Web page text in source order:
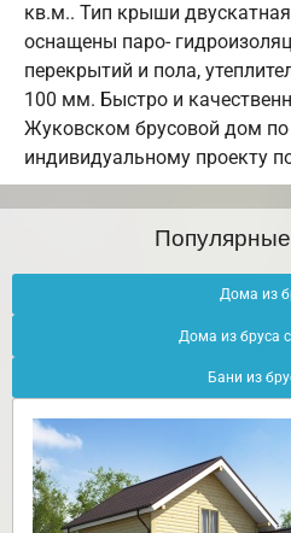
кв.м.. Тип крыши
оснащены паро-
перекрытий и пола,
100 мм. Быстро и
Жуковском брусовой дом
индивидуальному проекту
Дома из
Дома из бруса
Бани из